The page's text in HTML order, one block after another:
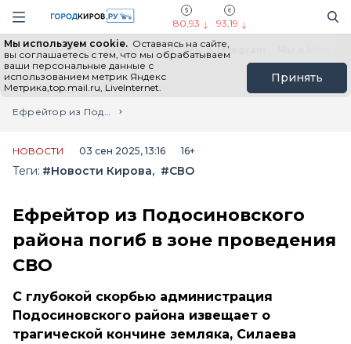
Навигация сайта
80,93 93,19
Мы используем cookie. Оставаясь на сайте,
вы соглашаетесь с тем, что мы обрабатываем
ваши персональные данные с
использованием метрик Яндекс
Метрика,top.mail.ru, LiveInternet.
Принять
Выборы - 2026 Все новости Мы в Telegram
Главная
Лента новостей
Ефрейтор из Подосиновского района погиб в зоне проведения СВО
НОВОСТИ 03 сен 2025, 13:16 16+
Теги: #Новости Кирова #СВО
Ефрейтор из Подосиновского
района погиб в зоне проведения
СВО
С глубокой скорбью администрация
Подосиновского района извещает о
трагической кончине земляка, Силаева